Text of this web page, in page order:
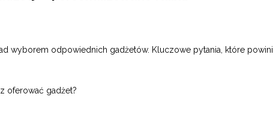
wyborem odpowiednich gadżetów. Kluczowe pytania, które
oferować gadżet?